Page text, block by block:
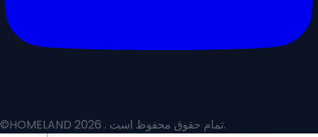
©HOMELAND 2026 . تمام حقوق محفوظ است.